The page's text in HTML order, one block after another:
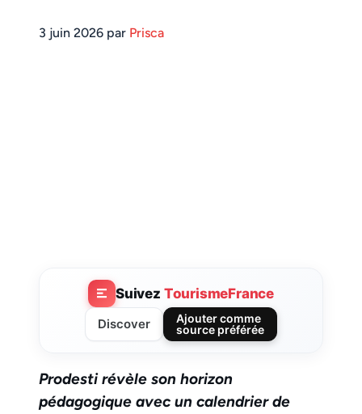
3 juin 2026 par Prisca
Suivez TourismeFrance
Discover
Ajouter comme
source préférée
Prodesti révèle son horizon
pédagogique avec un calendrier de